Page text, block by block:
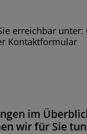
erreichbar unter:
Kontaktformular
im
wir für Sie